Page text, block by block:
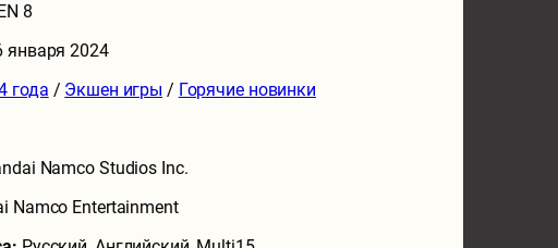
8
января 2024
года / Экшен игры / Горячие новинки
Namco Studios Inc.
Namco Entertainment